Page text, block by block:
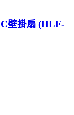
壁掛扇 (HLF-